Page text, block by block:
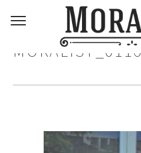
MORALIST_0116